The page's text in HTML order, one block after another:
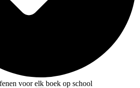
voor elk boek op school